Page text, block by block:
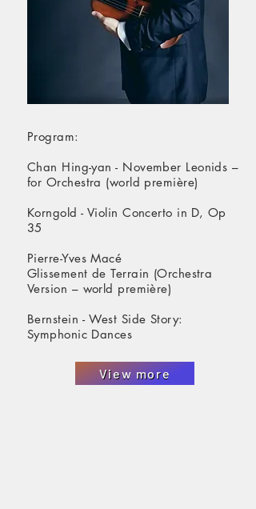
Program:
Chan Hing-yan - November Leonids –
for Orchestra (world première)
Korngold - Violin Concerto in D, Op
35
Pierre-Yves Macé
Glissement de Terrain (Orchestra
Version – world première)
Bernstein - West Side Story:
Symphonic Dances
View more